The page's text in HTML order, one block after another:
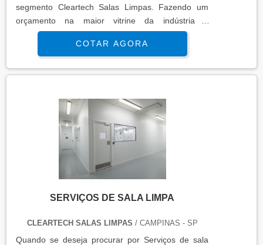
segmento Cleartech Salas Limpas. Fazendo um
orçamento na maior vitrine da indústria e
conhecendo a maior referência no mercado em
seu proprio segmento.MAIS INFORMAÇÕES
INTERESSANTES SOBRE PREÇO DE
MONTAGEM DE ISOPAINELSe alguém quer achar
qualificada consegue encontrar o site da Cleartech
Salas Limpas. É possível en...
COTAR AGORA
SERVIÇOS DE SALA LIMPA
CLEARTECH SALAS LIMPAS / CAMPINAS - SP
Quando se deseja procurar por Serviços de sala